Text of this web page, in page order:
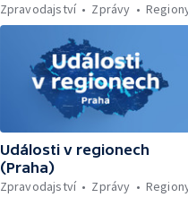
Zpravodajství
Zprávy
Události v regionech
(Praha)
Zpravodajství
Zprávy